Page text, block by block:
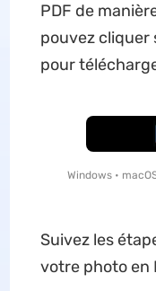
PDF de
pouvez cliquer
pour
Windows •
Suivez les
votre photo en